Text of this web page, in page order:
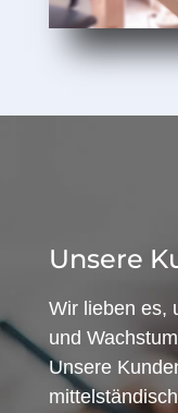
Unsere
Wir lieben es,
und
Unsere